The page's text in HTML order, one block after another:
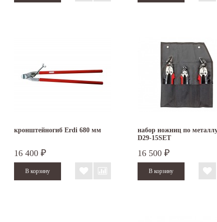
кронштейногиб Erdi 680 мм
16 400 ₽
набор ножниц по
D29-15SET
16 500 ₽